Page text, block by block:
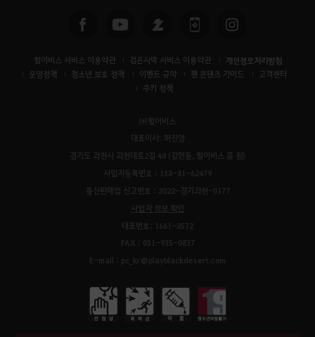
펄어비스 서비스 이용약관 검은사막 서비스 이용약관 개인정보처리방침
운영정책 청소년 보호 정책 이벤트 규약 팬 콘텐츠 가이드
고객센터
쿠키 정책
㈜펄어비스
대표이사: 허진영
경기도 과천시 과천대로2길 48 (갈현동, 펄어비스 홈 원)
사업자등록번호 : 138-81-62479
통신판매업 신고번호 : 2022-경기과천-0177
사업자 정보 확인
대표번호: 1661-8572
FAX : 031-935-0837
E-mail : pc_kr@playblackdesert.com